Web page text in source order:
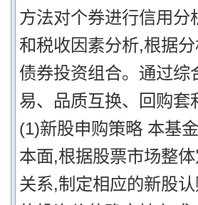
方法对个券进行信用
和税收因素分析,根据
债券投资组合。通过
易、品质互换、回购
(1)新股申购策略 本基
本面,根据股票市场整
关系,制定相应的新股